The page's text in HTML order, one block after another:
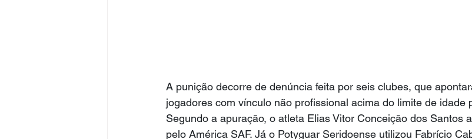
A punição decorre de denúncia feita por seis clubes, que
jogadores com vínculo não profissional acima do limite de idade
Segundo a apuração, o atleta Elias Vitor Conceição dos Santos
pelo América SAF. Já o Potyguar Seridoense utilizou Fabrício